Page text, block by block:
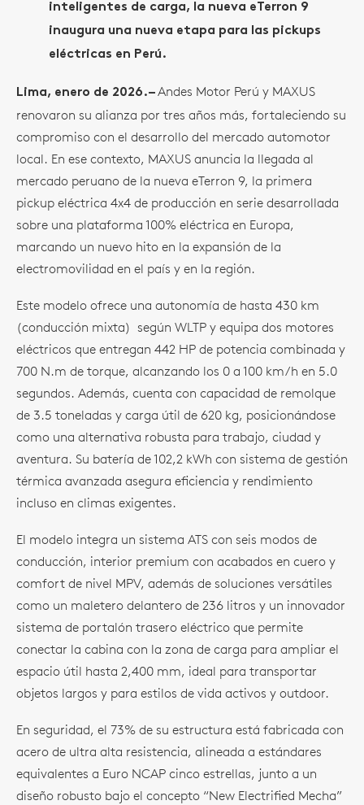
inteligentes de carga, la nueva eTerron 9
inaugura una nueva etapa para las pickups
eléctricas en Perú.
Lima, enero de 2026.–Andes Motor Perú y MAXUS
renovaron su alianza por tres años más, fortaleciendo su
compromiso con el desarrollo del mercado automotor
local. En ese contexto, MAXUS anuncia la llegada al
mercado peruano de la nueva eTerron 9, la primera
pickup eléctrica 4x4 de producción en serie desarrollada
sobre una plataforma 100% eléctrica en Europa,
marcando un nuevo hito en la expansión de la
electromovilidad en el país y en la región.
Este modelo ofrece una autonomía de hasta 430 km
(conducción mixta) según WLTP y equipa dos motores
eléctricos que entregan 442 HP de potencia combinada y
700 N.m de torque, alcanzando los 0 a 100 km/h en 5.0
segundos. Además, cuenta con capacidad de remolque
de 3.5 toneladas y carga útil de 620 kg, posicionándose
como una alternativa robusta para trabajo, ciudad y
aventura. Su batería de 102,2 kWh con sistema de gestión
térmica avanzada asegura eficiencia y rendimiento
incluso en climas exigentes.
El modelo integra un sistema ATS con seis modos de
conducción, interior premium con acabados en cuero y
comfort de nivel MPV, además de soluciones versátiles
como un maletero delantero de 236 litros y un innovador
sistema de portalón trasero eléctrico que permite
conectar la cabina con la zona de carga para ampliar el
espacio útil hasta 2,400 mm, ideal para transportar
objetos largos y para estilos de vida activos y outdoor.
En seguridad, el 73% de su estructura está fabricada con
acero de ultra alta resistencia, alineada a estándares
equivalentes a Euro NCAP cinco estrellas, junto a un
diseño robusto bajo el concepto “New Electrified Mecha”